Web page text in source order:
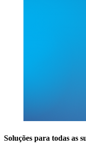
Soluções para todas as